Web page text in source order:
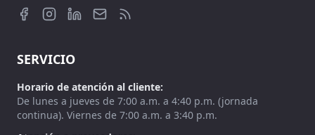
SERVICIO
Horario de atención al cliente:
De lunes a jueves de 7:00 a.m. a 4:40 p.m. (jornada
continua). Viernes de 7:00 a.m. a 3:40 p.m.